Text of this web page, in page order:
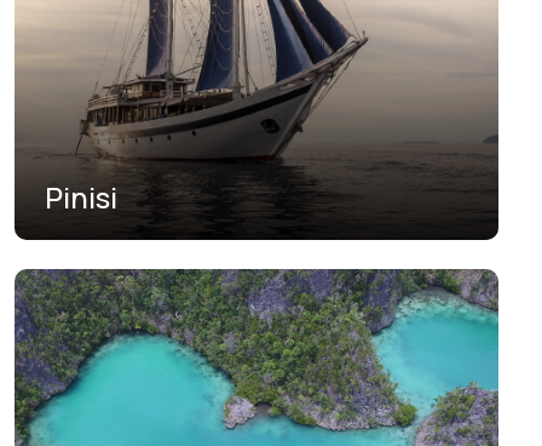
جزر بانجكا بليتونج
جزر رياو
رياو
سولاويزي الجنوبية
سولاويزي الجنوبية الشرقية
سولاويزي الشمالية
سولاويزي الغربية
سولاويزي الوسطى
سومطرة الجنوبية
Pinisi